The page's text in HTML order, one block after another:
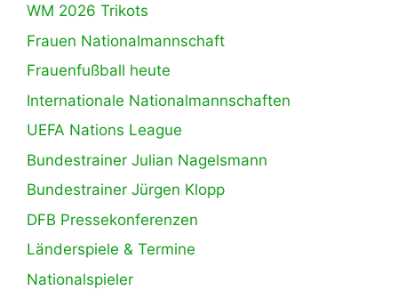
WM 2026 Trikots
Frauen Nationalmannschaft
Frauenfußball heute
Internationale Nationalmannschaften
UEFA Nations League
Bundestrainer Julian Nagelsmann
Bundestrainer Jürgen Klopp
DFB Pressekonferenzen
Länderspiele & Termine
Nationalspieler